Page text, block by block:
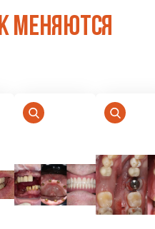
меняются